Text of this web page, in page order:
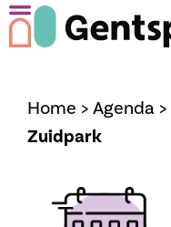
Home > Agenda >
Zuidpark